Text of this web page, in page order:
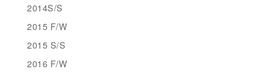
2014S/S
2015 F/W
2015 S/S
2016 F/W